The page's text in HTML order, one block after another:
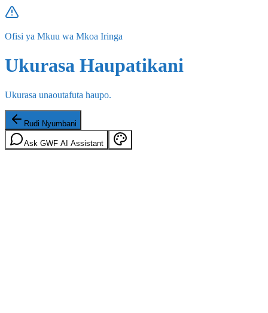
Ofisi ya Mkuu wa Mkoa Iringa
Ukurasa Haupatikani
Ukurasa unaoutafuta haupo.
Rudi Nyumbani
Ask GWF AI Assistant